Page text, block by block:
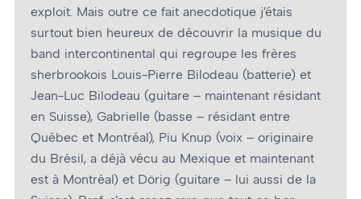
exploit. Mais outre ce fait anecdotique j’étais
surtout bien heureux de découvrir la musique du
band intercontinental qui regroupe les frères
sherbrookois Louis-Pierre Bilodeau (batterie) et
Jean-Luc Bilodeau (guitare – maintenant résidant
en Suisse), Gabrielle (basse – résidant entre
Québec et Montréal), Piu Knup (voix – originaire
du Brésil, a déjà vécu au Mexique et maintenant
est à Montréal) et Dörig (guitare – lui aussi de la